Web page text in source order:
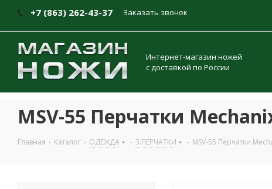
+7 (863) 262-43-37 Заказать звонок
Интернет-магазин ножей
с доставкой по России
MSV-55 Перчатки
Главная - Каталог - ОДЕЖДА - 3.ПЕРЧАТКИ - MSV-55 Перчатки